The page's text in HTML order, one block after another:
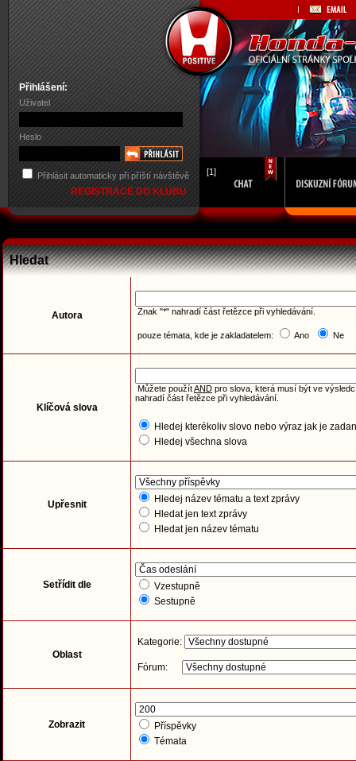
Přihlášení:
Uživatel
Heslo
Přihlásit automaticky při příští návštěvě
REGISTRACE DO KLUBU
[1]
Hledat
Autora Znak "*" nahradí část řetězce při vyhledávání.
pouze témata, kde je zakladatelem: Ano Ne
Klíčová slova
Můžete použítAND pro slova, která musí být ve
nahradí část řetězce při vyhledávání.
Hledej kterékoliv slovo nebo výraz jak je
Hledej všechna slova
Upřesnit
Hledej název tématu a text zprávy
Hledat jen text zprávy
Hledat jen název tématu
Setřídit dle
Vzestupně
Sestupně
Oblast
Kategorie:
Fórum:
Zobrazit
Příspěvky
Témata